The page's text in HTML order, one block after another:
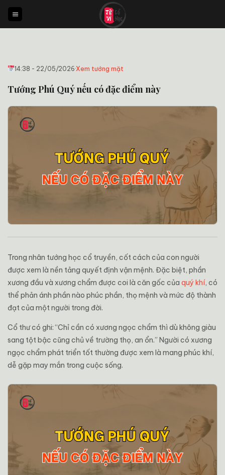
qua
nội
14:38 - 22/05/2026·Xem tướng mặt
Tướng Phú Quý nếu có đặc điểm này
Trong nhân tướng học cổ truyền, cốt cách của con người
được xem là nền tảng quyết định vận mệnh. Đặc biệt, phần
xương đầu và xương chẩm được coi là căn gốc của quý khí, có
thể phản ánh phần nào phúc phần, thọ mệnh và mức độ thành
đạt của một người trong đời.
Cổ thư có ghi: “Chỉ cần có xương ngọc chẩm thì dù không giàu
sang tột bậc cũng chủ về trường thọ, an ổn.” Người có xương
ngọc chẩm phát triển tốt thường được xem là mang phúc khí,
dễ gặp may mắn trong cuộc sống.